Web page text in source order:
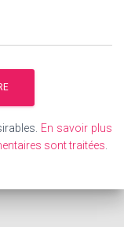
En savoir plus
sont traitées